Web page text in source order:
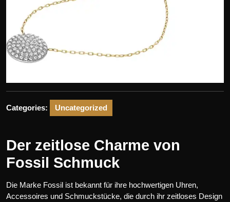
Categories: Uncategorized
Der zeitlose Charme von
Fossil Schmuck
Die Marke Fossil ist bekannt für ihre hochwertigen Uhren,
Accessoires und Schmuckstücke, die durch ihr zeitloses Design